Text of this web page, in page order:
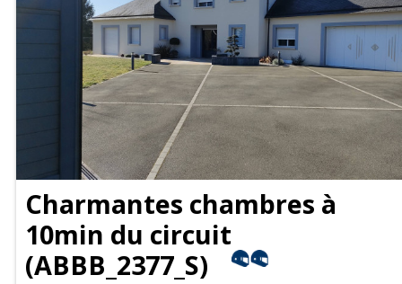
Charmantes chambres à
10min du circuit
(ABBB_2377_S)